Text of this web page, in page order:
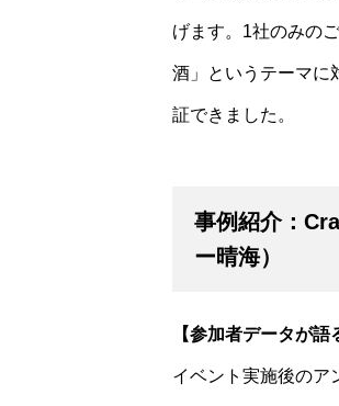
げます。1社のみの
酒」というテーマに
証できました。
事例紹介：
ー晴海）
【参加者データが語
イベント実施後のア